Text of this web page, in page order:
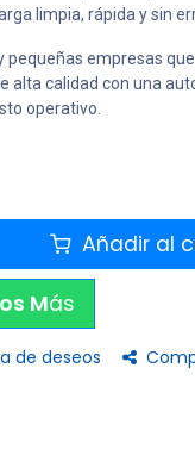
limpia, rápida y sin
pequeñas empresas
alta calidad con una
operativo.
Añadir al
Más
de deseos